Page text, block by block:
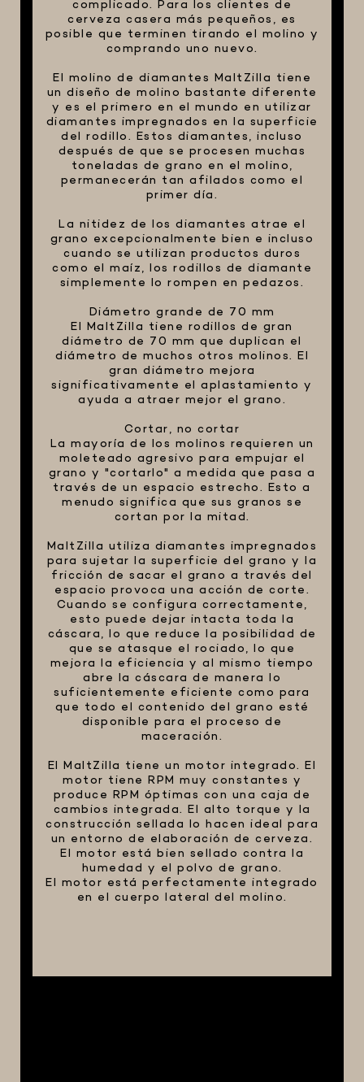
complicado. Para los clientes de
cerveza casera más pequeños, es
posible que terminen tirando el molino y
comprando uno nuevo.
El molino de diamantes MaltZilla tiene
un diseño de molino bastante diferente
y es el primero en el mundo en utilizar
diamantes impregnados en la superficie
del rodillo. Estos diamantes, incluso
después de que se procesen muchas
toneladas de grano en el molino,
permanecerán tan afilados como el
primer día.
La nitidez de los diamantes atrae el
grano excepcionalmente bien e incluso
cuando se utilizan productos duros
como el maíz, los rodillos de diamante
simplemente lo rompen en pedazos.
Diámetro grande de 70 mm
El MaltZilla tiene rodillos de gran
diámetro de 70 mm que duplican el
diámetro de muchos otros molinos. El
gran diámetro mejora
significativamente el aplastamiento y
ayuda a atraer mejor el grano.
Cortar, no cortar
La mayoría de los molinos requieren un
moleteado agresivo para empujar el
grano y "cortarlo" a medida que pasa a
través de un espacio estrecho. Esto a
menudo significa que sus granos se
cortan por la mitad.
MaltZilla utiliza diamantes impregnados
para sujetar la superficie del grano y la
fricción de sacar el grano a través del
espacio provoca una acción de corte.
Cuando se configura correctamente,
esto puede dejar intacta toda la
cáscara, lo que reduce la posibilidad de
que se atasque el rociado, lo que
mejora la eficiencia y al mismo tiempo
abre la cáscara de manera lo
suficientemente eficiente como para
que todo el contenido del grano esté
disponible para el proceso de
maceración.
El MaltZilla tiene un motor integrado. El
motor tiene RPM muy constantes y
produce RPM óptimas con una caja de
cambios integrada. El alto torque y la
construcción sellada lo hacen ideal para
un entorno de elaboración de cerveza.
El motor está bien sellado contra la
humedad y el polvo de grano.
El motor está perfectamente integrado
en el cuerpo lateral del molino.